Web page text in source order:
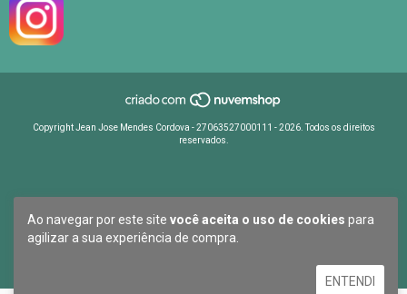
Ao navegar por este site você aceita o uso de cookies para
agilizar a sua experiência de compra.
ENTENDI
Copyright Jean Jose Mendes Cordova - 27063527000111 - 2026. Todos os direitos
reservados.